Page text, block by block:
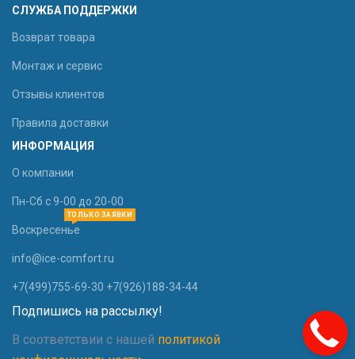
СЛУЖБА ПОДДЕРЖКИ
Возврат товара
Монтаж и сервис
Отзывы клиентов
Правила доставки
ИНФОРМАЦИЯ
О компании
Пн-Сб с 9-00 до 20-00
Воскресенье
ТОЛЬКО ЗАЯВКИ
info@ice-comfort.ru
+7(499)755-69-30 +7(926)188-34-44
Подпишись на рассылку!
В соответствии с нашей политикой